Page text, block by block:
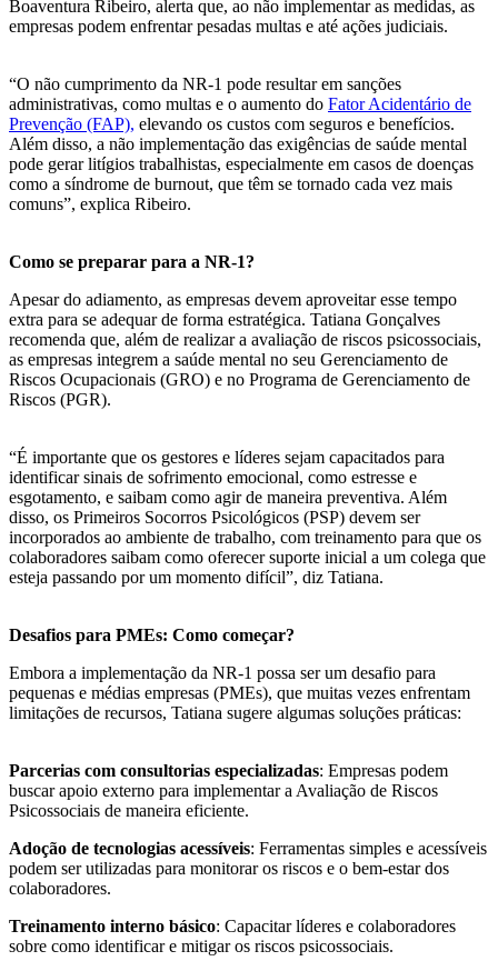
Boaventura Ribeiro, alerta que, ao não implementar as medidas, as
empresas podem enfrentar pesadas multas e até ações judiciais.
“O não cumprimento da NR-1 pode resultar em sanções
administrativas, como multas e o aumento do Fator Acidentário de
Prevenção (FAP), elevando os custos com seguros e benefícios.
Além disso, a não implementação das exigências de saúde mental
pode gerar litígios trabalhistas, especialmente em casos de doenças
como a síndrome de burnout, que têm se tornado cada vez mais
comuns”, explica Ribeiro.
Como se preparar para a NR-1?
Apesar do adiamento, as empresas devem aproveitar esse tempo
extra para se adequar de forma estratégica. Tatiana Gonçalves
recomenda que, além de realizar a avaliação de riscos psicossociais,
as empresas integrem a saúde mental no seu Gerenciamento de
Riscos Ocupacionais (GRO) e no Programa de Gerenciamento de
Riscos (PGR).
“É importante que os gestores e líderes sejam capacitados para
identificar sinais de sofrimento emocional, como estresse e
esgotamento, e saibam como agir de maneira preventiva. Além
disso, os Primeiros Socorros Psicológicos (PSP) devem ser
incorporados ao ambiente de trabalho, com treinamento para que os
colaboradores saibam como oferecer suporte inicial a um colega que
esteja passando por um momento difícil”, diz Tatiana.
Desafios para PMEs: Como começar?
Embora a implementação da NR-1 possa ser um desafio para
pequenas e médias empresas (PMEs), que muitas vezes enfrentam
limitações de recursos, Tatiana sugere algumas soluções práticas:
Parcerias com consultorias especializadas: Empresas podem
buscar apoio externo para implementar a Avaliação de Riscos
Psicossociais de maneira eficiente.
Adoção de tecnologias acessíveis: Ferramentas simples e acessíveis
podem ser utilizadas para monitorar os riscos e o bem-estar dos
colaboradores.
Treinamento interno básico: Capacitar líderes e colaboradores
sobre como identificar e mitigar os riscos psicossociais.